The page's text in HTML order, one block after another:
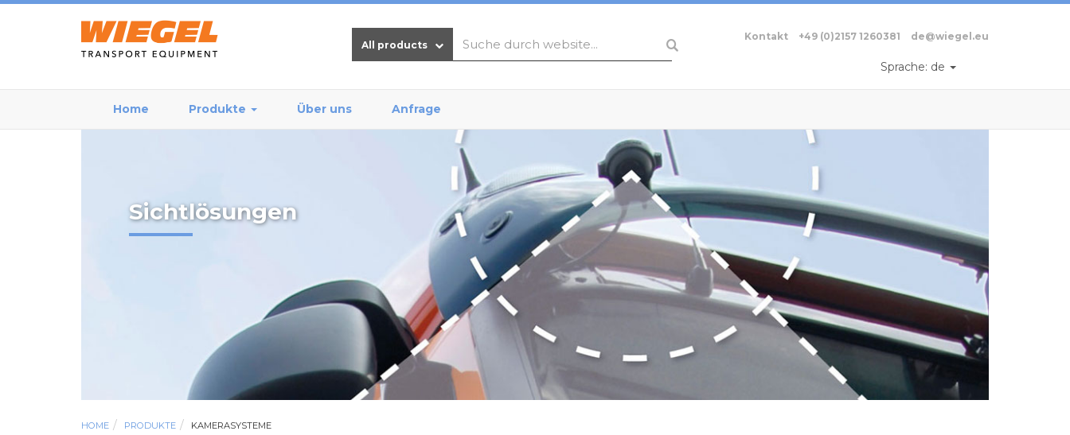
All products
Kontakt +49 (0)2157 1260381 de@wiegel.eu
Sprache: de
Home Produkte Über uns Anfrage
Sichtlösungen
HOME PRODUKTE KAMERASYSTEME